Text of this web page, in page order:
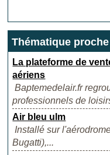
Thématique
La plateforme de
aériens
Baptemedelair.fr
professionnels de
Air bleu ulm
Installé sur
Bugatti),...